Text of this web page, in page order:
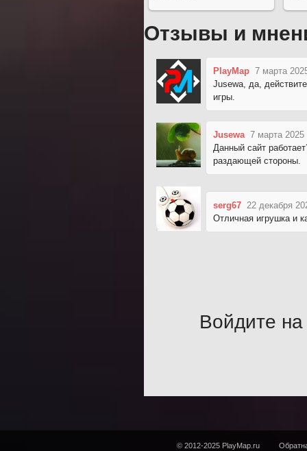
Отзывы и
PlayMap 7 марта
Jusewa, да,
игры.
Jusewa 7 марта 2025
Данный сайт
раздающей стороны.
serg67 22 декабря
Отличная игрушка и
Войдите на
© 2012-2025 PlayMap.ru